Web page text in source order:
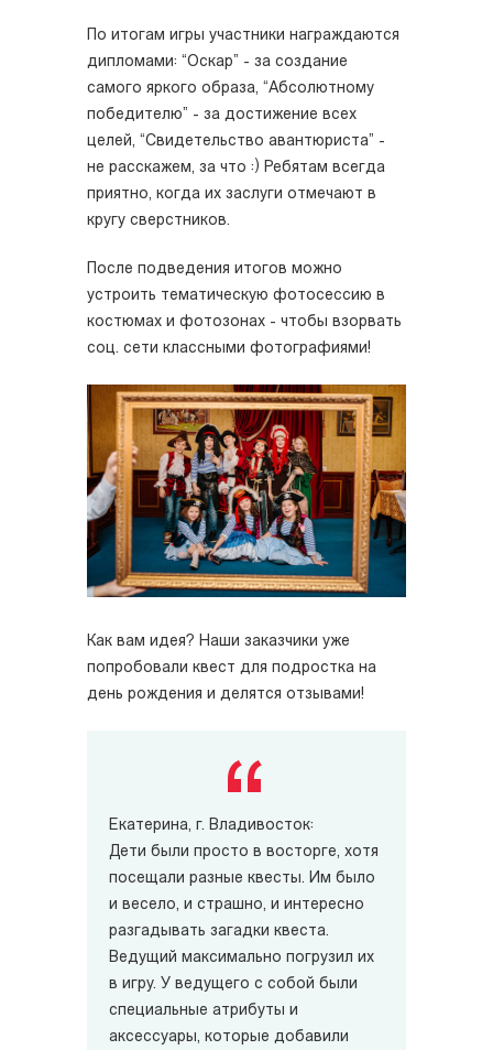
По итогам игры участники награждаются
дипломами: “Оскар” - за создание
самого яркого образа, “Абсолютному
победителю” - за достижение всех
целей, “Свидетельство авантюриста” -
не расскажем, за что :) Ребятам всегда
приятно, когда их заслуги отмечают в
кругу сверстников.
После подведения итогов можно
устроить тематическую фотосессию в
костюмах и фотозонах - чтобы взорвать
соц. сети классными фотографиями!
Как вам идея? Наши заказчики уже
попробовали квест для подростка на
день рождения и делятся отзывами!
Екатерина, г. Владивосток:
Дети были просто в восторге, хотя
посещали разные квесты. Им было
и весело, и страшно, и интересно
разгадывать загадки квеста.
Ведущий максимально погрузил их
в игру. У ведущего с собой были
специальные атрибуты и
аксессуары, которые добавили